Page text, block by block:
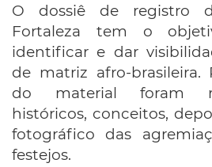
O dossiê de registro
Fortaleza tem o
identificar e dar
de matriz afro-brasileira.
do material foram
históricos, conceitos,
fotográfico das
festejos.